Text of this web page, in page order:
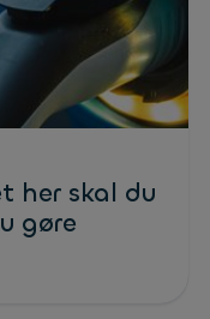
her skal du
gøre